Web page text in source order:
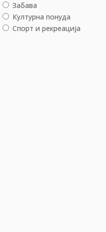
Забава
Културна понуда
Спорт и рекреација